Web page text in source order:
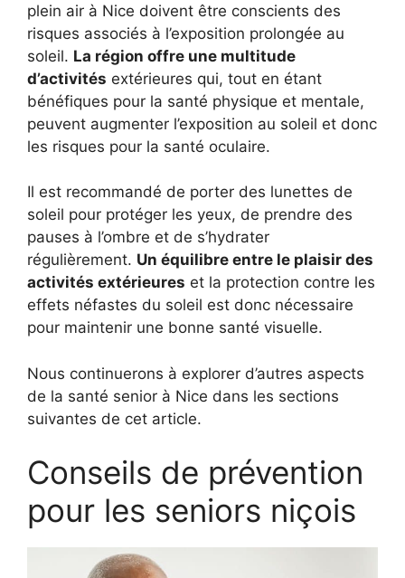
plein air à Nice doivent être conscients des
risques associés à l’exposition prolongée au
soleil. La région offre une multitude
d’activités extérieures qui, tout en étant
bénéfiques pour la santé physique et mentale,
peuvent augmenter l’exposition au soleil et donc
les risques pour la santé oculaire.
Il est recommandé de porter des lunettes de
soleil pour protéger les yeux, de prendre des
pauses à l’ombre et de s’hydrater
régulièrement. Un équilibre entre le plaisir des
activités extérieures et la protection contre les
effets néfastes du soleil est donc nécessaire
pour maintenir une bonne santé visuelle.
Nous continuerons à explorer d’autres aspects
de la santé senior à Nice dans les sections
suivantes de cet article.
Conseils de prévention
pour les seniors niçois